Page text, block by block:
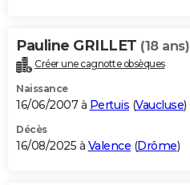
Pauline GRILLET (18 ans)
Créer une cagnotte obsèques
Naissance
16/06/2007 à Pertuis (Vaucluse)
Décès
16/08/2025 à Valence (Drôme)